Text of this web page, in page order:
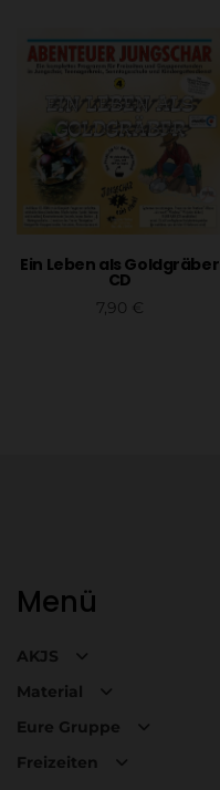
Ein Leben als Goldgräber
CD
7,90 €
Menü
AKJS
Material
Eure Gruppe
Freizeiten